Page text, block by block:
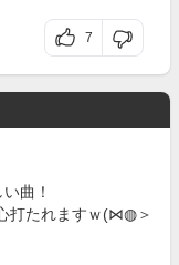
7
曲！
打たれますｗ(⋈◍＞